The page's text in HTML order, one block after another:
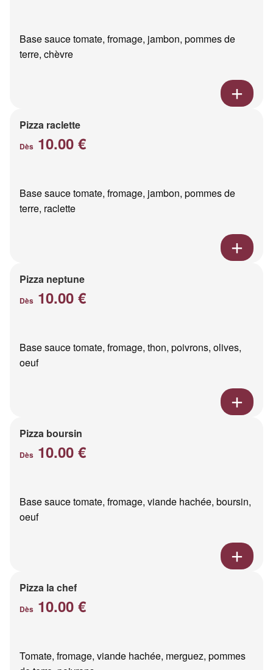
Base sauce tomate, fromage, jambon, pommes de
terre, chèvre
Pizza raclette
Dès 10.00 €
Base sauce tomate, fromage, jambon, pommes de
terre, raclette
Pizza neptune
Dès 10.00 €
Base sauce tomate, fromage, thon, poivrons, olives,
oeuf
Pizza boursin
Dès 10.00 €
Base sauce tomate, fromage, viande hachée, boursin,
oeuf
Pizza la chef
Dès 10.00 €
Tomate, fromage, viande hachée, merguez, pommes